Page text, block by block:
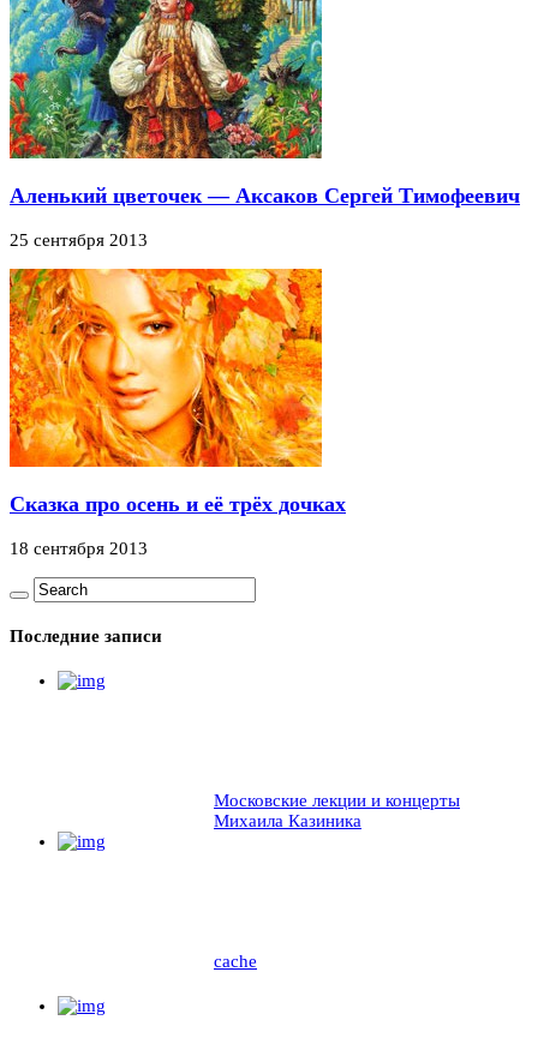
Аленький цветочек — Аксаков Сергей Тимофеевич
25 сентября 2013
Сказка про осень и её трёх дочках
18 сентября 2013
Последние записи
Московские лекции и концерты
Михаила Казиника
cache